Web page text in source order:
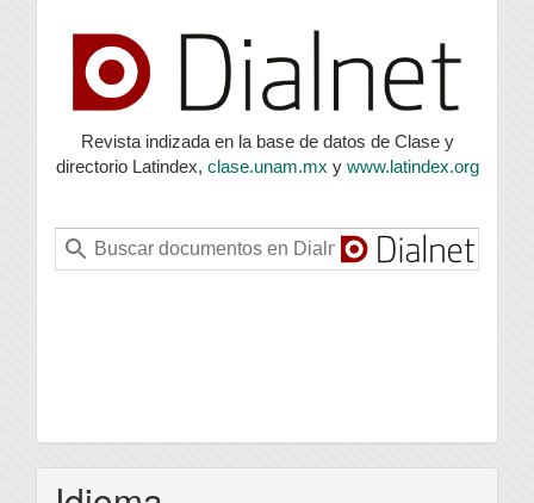
index
Revista indizada en la base de datos de Clase y
directorio Latindex, clase.unam.mx y www.latindex.org